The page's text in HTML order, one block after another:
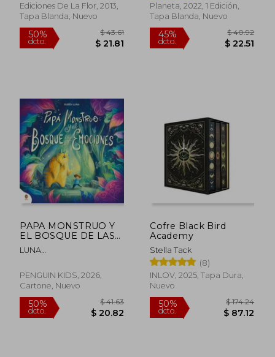
Ediciones De La Flor, 2013,
Tapa Blanda, Nuevo
50% $ 43.61
Planeta, 2022, 1 Edición,
Tapa Blanda, Nuevo
45%
PAPA MONSTRUO Y
EL BOSQUE DE LAS
EMOCIONES (en
Castellano)
LUNA
RUBEN
PENGUIN KIDS, 2026,
Cartone, Nuevo
Cofre Black Bird
Academy
Stella Tack
(8)
INLOV, 2025, Tapa Dura,
Nuevo